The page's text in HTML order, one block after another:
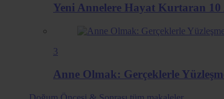
Yeni Annelere Hayat Kurtaran
3
Anne Olmak: Gerçeklerle